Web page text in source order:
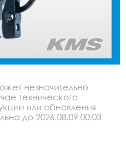
незначительно
технического
или обновления
до 2026.08.09 00:03